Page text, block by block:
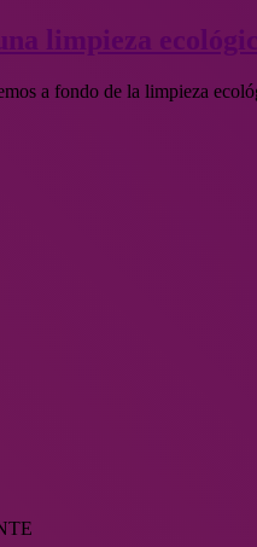
limpieza
a fondo de la limpieza